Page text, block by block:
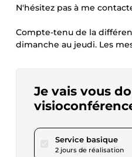
N'hésitez pas à me
Compte-tenu de la
dimanche au jeudi. Les
Je vais vous
Service basique
2 jours de réalisation